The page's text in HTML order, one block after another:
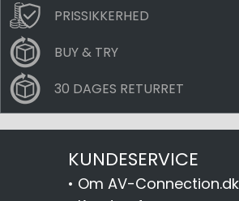
PRISSIKKERHED
BUY & TRY
30 DAGES RETURRET
KUNDESERVICE
• Om AV-Connection.dk